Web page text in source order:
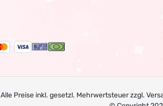
Alle Preise inkl. gesetzl. Mehrwertsteuer zzgl.